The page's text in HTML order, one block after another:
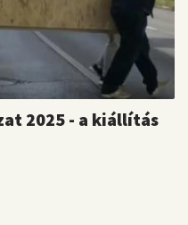
2025 - a kiállítás